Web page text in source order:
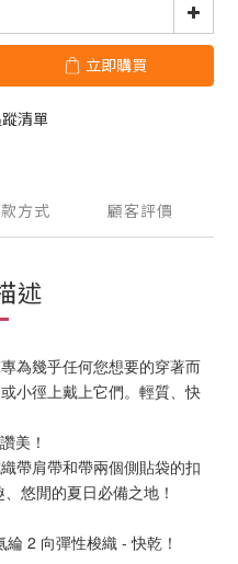
立即購買
清單
方式 顧客評價
述
為幾乎任何您想要的穿著而
小徑上戴上它們。輕質、快
美！
帶肩帶和帶兩個側貼袋的扣
悠閒的夏日必備之地！
2 向彈性梭織 - 快乾！